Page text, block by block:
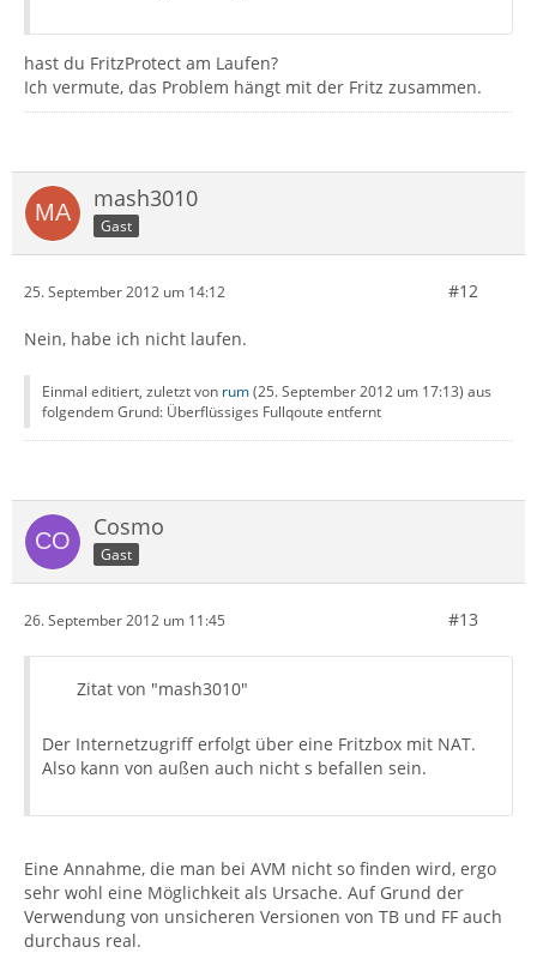
hast du FritzProtect am Laufen?
Ich vermute, das Problem hängt mit der Fritz zusammen.
mash3010
Gast
25. September 2012 um 14:12 #12
Nein, habe ich nicht laufen.
Einmal editiert, zuletzt von rum(25. September 2012 um 17:13) aus
folgendem Grund: Überflüssiges Fullqoute entfernt
Cosmo
Gast
26. September 2012 um 11:45 #13
Zitat von "mash3010"
Der Internetzugriff erfolgt über eine Fritzbox mit NAT.
Also kann von außen auch nicht s befallen sein.
Eine Annahme, die man bei AVM nicht so finden wird, ergo
sehr wohl eine Möglichkeit als Ursache. Auf Grund der
Verwendung von unsicheren Versionen von TB und FF auch
durchaus real.